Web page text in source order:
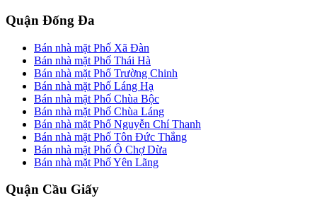
Quận Đống Đa
Bán nhà mặt Phố Xã Đàn
Bán nhà mặt Phố Thái Hà
Bán nhà mặt Phố Trường Chinh
Bán nhà mặt Phố Láng Hạ
Bán nhà mặt Phố Chùa Bộc
Bán nhà mặt Phố Chùa Láng
Bán nhà mặt Phố Nguyễn Chí Thanh
Bán nhà mặt Phố Tôn Đức Thắng
Bán nhà mặt Phố Ô Chợ Dừa
Bán nhà mặt Phố Yên Lãng
Quận Cầu Giấy